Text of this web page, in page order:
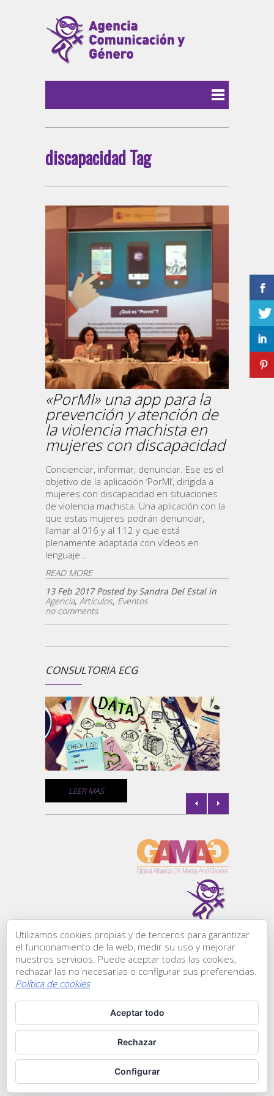
discapacidad Tag
«PorMI» una app para la
prevención y atención de
la violencia machista en
mujeres con discapacidad
Concienciar, informar, denunciar. Ese es el
objetivo de la aplicación ‘PorMI’, dirigida a
mujeres con discapacidad en situaciones
de violencia machista. Una aplicación con la
que estas mujeres podrán denunciar,
llamar al 016 y al 112 y que está
plenamente adaptada con vídeos en
lenguaje…
READ MORE
13 Feb 2017 Posted by Sandra Del Estal in
Agencia, Artículos, Eventos
no comments
CONSULTORÍA ECG
LEER MAS
de
Todos los derechos
reservados:
Comunicación &
Género, ® 2015
28010 | Madrid
Teléfono: +34 911
853 117
Utilizamos cookies propias y de terceros para garantizar
el funcionamiento de la web, medir su uso y mejorar
nuestros servicios. Puede aceptar todas las cookies,
rechazar las no necesarias o configurar sus preferencias.
Política de cookies
Aceptar todo
Rechazar
Configurar